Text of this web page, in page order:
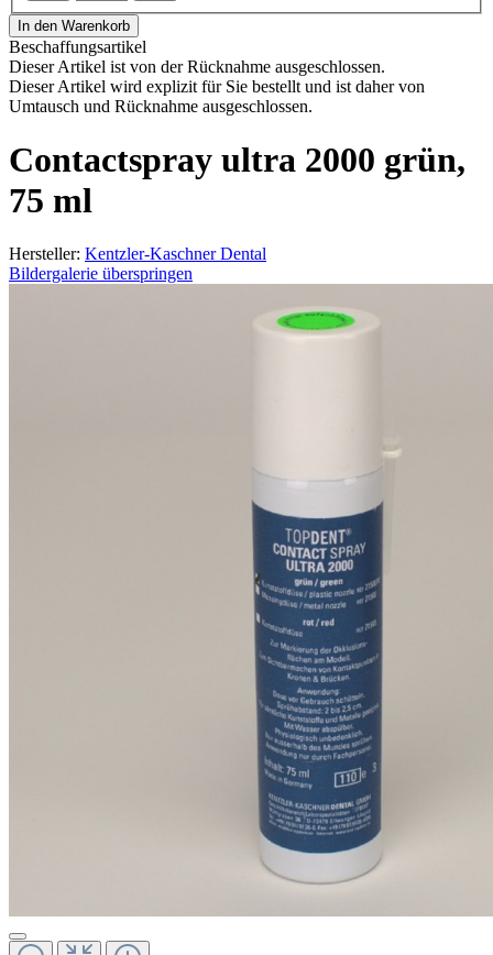
In den Warenkorb
Beschaffungsartikel
Dieser Artikel ist von der Rücknahme ausgeschlossen.
Dieser Artikel wird explizit für Sie bestellt und ist daher von
Umtausch und Rücknahme ausgeschlossen.
Contactspray ultra 2000 grün,
75 ml
Hersteller: Kentzler-Kaschner Dental
Bildergalerie überspringen